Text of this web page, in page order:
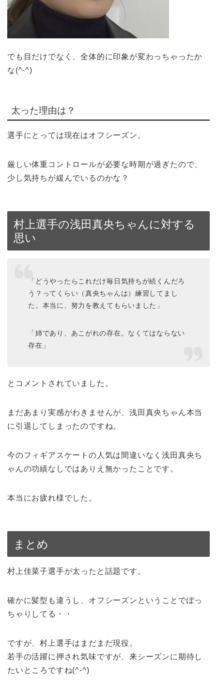
でも目だけでなく、全体的に印象が変わっちゃったか
な(^-^)
太った理由は？
選手にとっては現在はオフシーズン。
厳しい体重コントロールが必要な時期が過ぎたので、
少し気持ちが緩んでいるのかな？
村上選手の浅田真央ちゃんに対する
思い
「どうやったらこれだけ毎日気持ちが続くんだろ
う？ってくらい（真央ちゃんは）練習してまし
た。本当に、努力を教えてもらいました」
「姉であり、あこがれの存在。なくてはならない
存在」
とコメントされていました。
まだあまり実感がわきませんが、浅田真央ちゃん本当
に引退してしまったのですね。
今のフィギアスケートの人気は間違いなく浅田真央ち
ゃんの功績なしではありえ無かったことです。
本当にお疲れ様でした。
まとめ
村上佳菜子選手が太ったと話題です。
確かに髪型も違うし、オフシーズンということでぽっ
ちゃりしてる・・
ですが、村上選手はまだまだ現役。
若手の活躍に押され気味ですが、来シーズンに期待し
たいところですね(^-^)